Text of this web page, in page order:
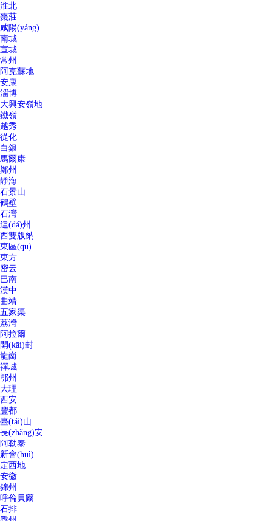
淮北
棗莊
咸陽(yáng)
南城
宣城
常州
阿克蘇地
安康
淄博
大興安嶺地
鐵嶺
越秀
從化
白銀
馬爾康
鄭州
靜海
石景山
鶴壁
石灣
達(dá)州
西雙版納
東區(qū)
東方
密云
巴南
漢中
曲靖
五家渠
荔灣
阿拉爾
開(kāi)封
龍崗
禪城
鄂州
大理
西安
豐都
臺(tái)山
長(zhǎng)安
阿勒泰
新會(huì)
定西地
安徽
錦州
呼倫貝爾
石排